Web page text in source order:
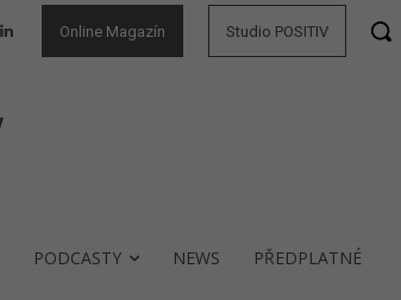
Online Magazín Studio POSITIV
PODCASTY NEWS PŘEDPLATNÉ